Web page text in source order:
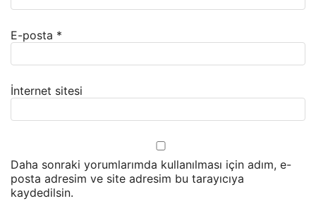
E-posta *
İnternet sitesi
Daha sonraki yorumlarımda kullanılması için adım, e-
posta adresim ve site adresim bu tarayıcıya
kaydedilsin.